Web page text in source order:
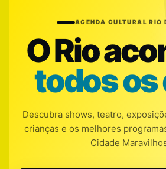
AGENDA CULTURAL RIO
O Rio
todos os
Descubra shows, teatro,
crianças e os melhores
Cidade